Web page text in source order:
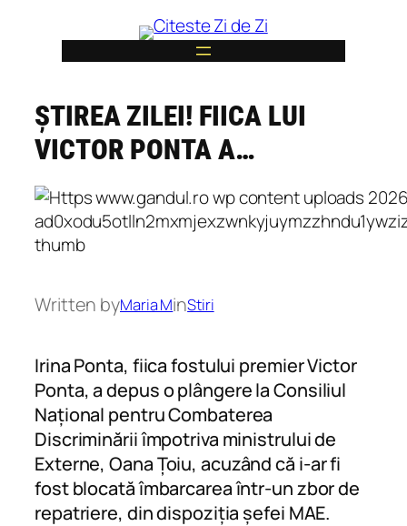
content
ȘTIREA ZILEI! FIICA LUI
VICTOR PONTA A…
Written byMaria MinStiri
Irina Ponta, fiica fostului premier Victor
Ponta, a depus o plângere la Consiliul
Național pentru Combaterea
Discriminării împotriva ministrului de
Externe, Oana Țoiu, acuzând că i-ar fi
fost blocată îmbarcarea într-un zbor de
repatriere, din dispoziția șefei MAE.
6